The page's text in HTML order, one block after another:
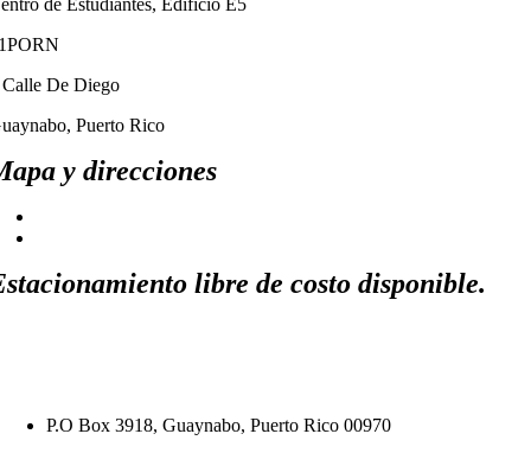
De Diego
Puerto Rico
y direcciones
libre de costo disponible.
P.O Box 3918,Guaynabo, Puerto Rico 00970